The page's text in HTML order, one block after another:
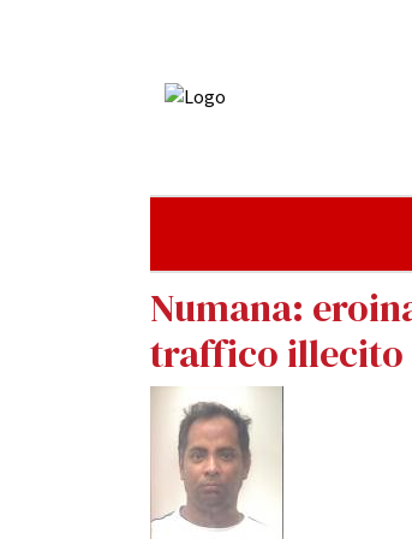
Numana:
traffico illecito